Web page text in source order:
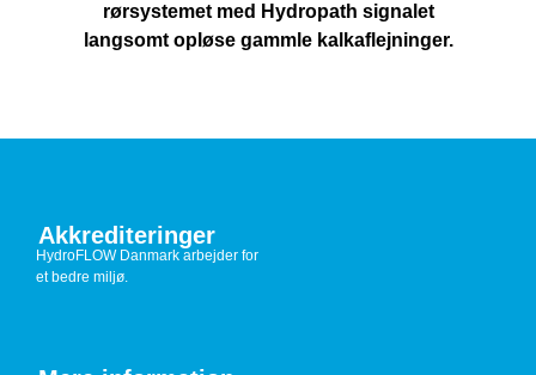
rørsystemet med Hydropath signalet
langsomt opløse gammle kalkaflejninger.
Akkrediteringer
HydroFLOW Danmark arbejder for
et bedre miljø.